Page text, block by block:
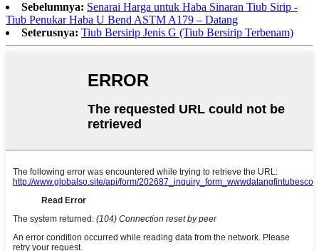
Sebelumnya: Senarai Harga untuk Haba Sinaran Tiub Sirip -
Tiub Penukar Haba U Bend ASTM A179 – Datang
Seterusnya: Tiub Bersirip Jenis G (Tiub Bersirip Terbenam)